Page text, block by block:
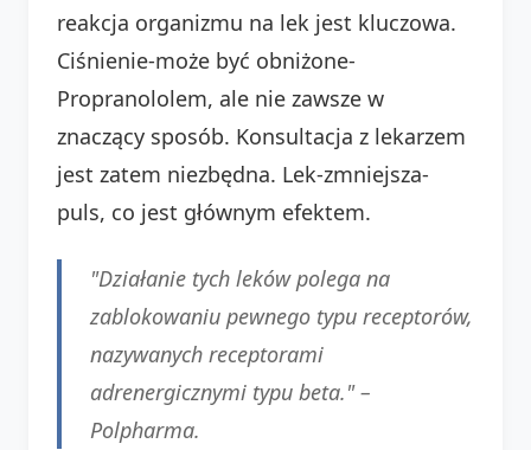
reakcja organizmu na lek jest kluczowa.
Ciśnienie-może być obniżone-
Propranololem, ale nie zawsze w
znaczący sposób. Konsultacja z lekarzem
jest zatem niezbędna. Lek-zmniejsza-
puls, co jest głównym efektem.
"Działanie tych leków polega na
zablokowaniu pewnego typu receptorów,
nazywanych receptorami
adrenergicznymi typu beta." –
Polpharma.